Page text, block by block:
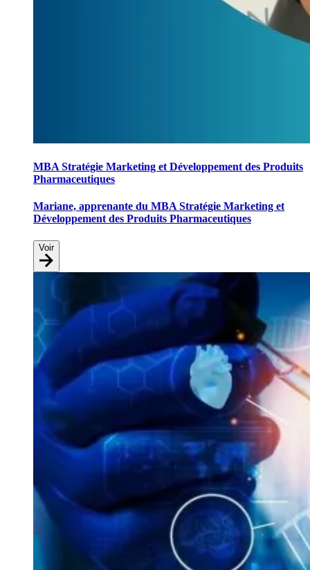
MBA Stratégie Marketing et Développement des Produits
Pharmaceutiques
Mariane, apprenante du MBA Stratégie Marketing et
Développement des Produits Pharmaceutiques
Voir